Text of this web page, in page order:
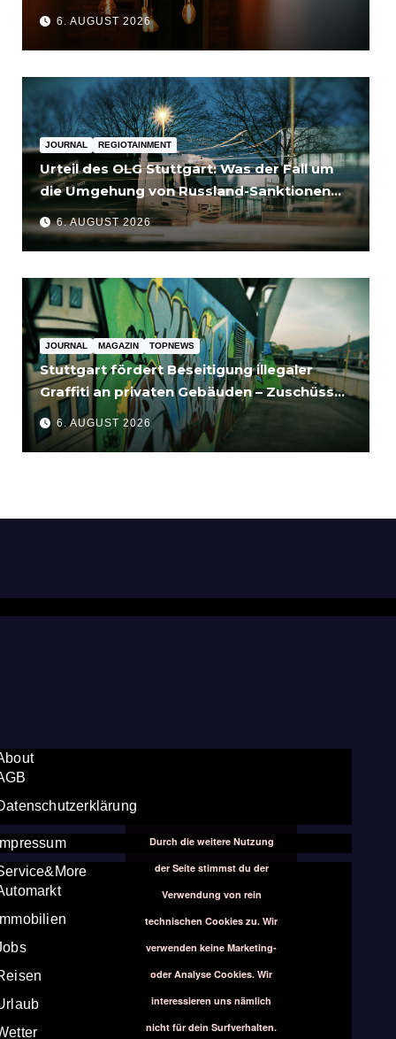
6. AUGUST 2026
JOURNAL REGIOTAINMENT
Urteil des OLG Stuttgart: Was der Fall um
die Umgehung von Russland-Sanktionen
für Unternehmen bedeutet
6. AUGUST 2026
JOURNAL MAGAZIN TOPNEWS
Stuttgart fördert Beseitigung illegaler
Graffiti an privaten Gebäuden – Zuschüsse
bis 3.500 Euro
6. AUGUST 2026
Durch die weitere Nutzung
der Seite stimmst du der
Verwendung von rein
technischen Cookies zu. Wir
verwenden keine Marketing-
oder Analyse Cookies. Wir
interessieren uns nämlich
nicht für dein Surfverhalten.